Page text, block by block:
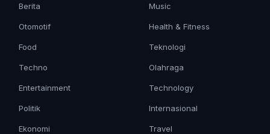
Berita
Otomotif
Music
Health & Fitness
Food
Techno
Entertainment
Politik
Ekonomi
Teknologi
Olahraga
Technology
Internasional
Travel